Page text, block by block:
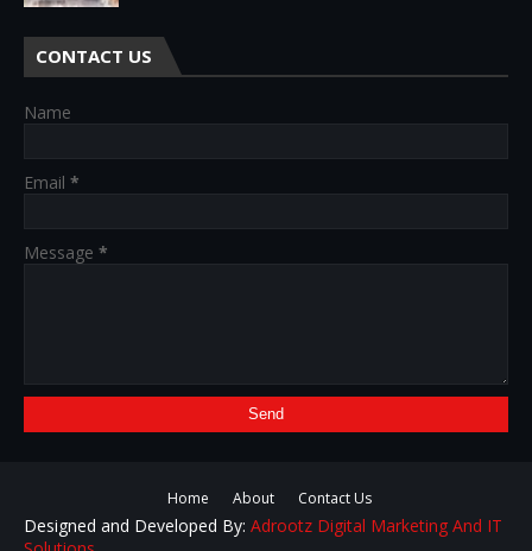
CONTACT US
Name
Email *
Message *
Home About Contact Us
Designed and Developed By: Adrootz Digital Marketing And IT